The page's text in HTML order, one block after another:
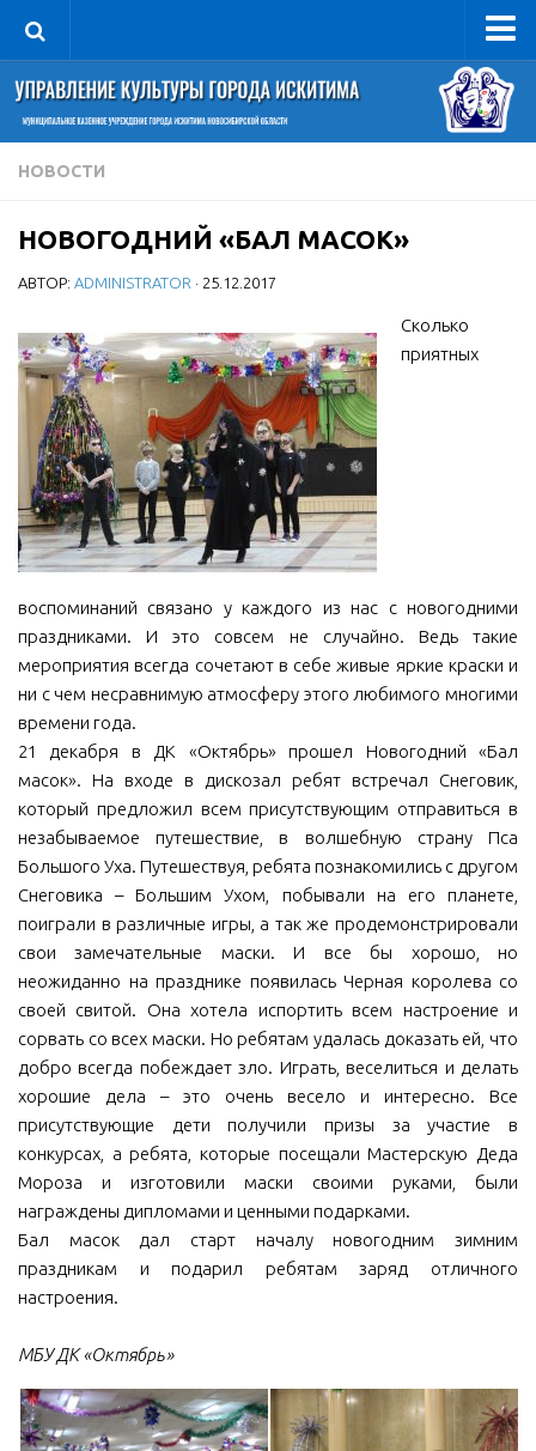
Управление
Руководитель
Сведения об организации
Книга почета культуры
Фотогалерея
Учредительные документы
Правовая база
Противодействие коррупции
Отчеты о деятельности
Учреждения культуры
МБУ Дом культуры «Молодость»
МБУ Дом культуры «Октябрь»
МБОУ ДО «Детская школа искусств»
МБОУ ДО «Детская музыкальная школа»
МБУК «Искитимский городской историко-художественный
музей»
МБУ Парк культуры и отдыха им. И.В. Коротеева
МБУК «Централизованная библиотечная система»
ДК «Россия»
Независимая оценка качества
Контакты
НОВОСТИ
НОВОГОДНИЙ «БАЛ МАСОК»
АВТОР: ADMINISTRATOR · 25.12.2017
Сколько
приятных
воспоминаний связано у каждого из нас с новогодними
праздниками. И это совсем не случайно. Ведь такие
мероприятия всегда сочетают в себе живые яркие краски и
ни с чем несравнимую атмосферу этого любимого многими
времени года.
21 декабря в ДК «Октябрь» прошел Новогодний «Бал
масок». На входе в дискозал ребят встречал Снеговик,
который предложил всем присутствующим отправиться в
незабываемое путешествие, в волшебную страну Пса
Большого Уха. Путешествуя, ребята познакомились с другом
Снеговика – Большим Ухом, побывали на его планете,
поиграли в различные игры, а так же продемонстрировали
свои замечательные маски. И все бы хорошо, но
неожиданно на празднике появилась Черная королева со
своей свитой. Она хотела испортить всем настроение и
сорвать со всех маски. Но ребятам удалась доказать ей, что
добро всегда побеждает зло. Играть, веселиться и делать
хорошие дела – это очень весело и интересно. Все
присутствующие дети получили призы за участие в
конкурсах, а ребята, которые посещали Мастерскую Деда
Мороза и изготовили маски своими руками, были
награждены дипломами и ценными подарками.
Бал масок дал старт началу новогодним зимним
праздникам и подарил ребятам заряд отличного
настроения.
МБУ ДК «Октябрь»